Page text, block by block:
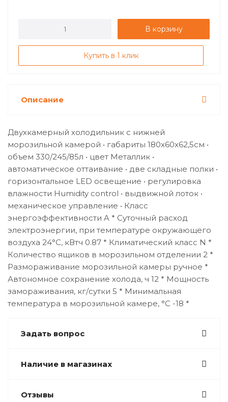
В корзину
Купить в 1 клик
Описание
Двухкамерный холодильник с нижней
морозильной камерой • габариты 180х60х62,5см •
объем 330/245/85л • цвет Металлик •
автоматическое оттаивание • две складные полки •
горизонтальное LED освещение • регулировка
влажности Humidity control • выдвижной лоток •
механическое управление • Класс
энергоэффективности A * Суточный расход
электроэнергии, при температуре окружающего
воздуха 24°C, кВтч 0.87 * Климатический класс N *
Количество ящиков в морозильном отделении 2 *
Размораживание морозильной камеры ручное *
Автономное сохранение холода, ч 12 * Мощность
замораживания, кг/сутки 5 * Минимальная
температура в морозильной камере, °C -18 *
Задать вопрос
Наличие в магазинах
Отзывы